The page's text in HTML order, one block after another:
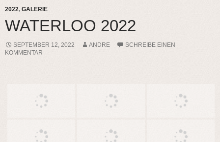
2022, GALERIE
WATERLOO 2022
SEPTEMBER 12, 2022 ANDRE
SCHREIBE EINEN
KOMMENTAR